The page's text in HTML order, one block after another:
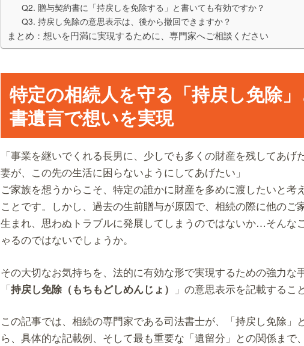
Q2. 贈与契約書に「持戻しを免除する」と書いても有効ですか？
Q3. 持戻し免除の意思表示は、後から撤回できますか？
まとめ：想いを円満に実現するために、専門家へご相談ください
特定の相続人を守る「持戻し免除
書遺言で想いを実現
「事業を継いでくれる長男に、少しでも多くの財産を残してあげ
妻が、この先の生活に困らないようにしてあげたい」
ご家族を想うからこそ、特定の誰かに財産を多めに渡したいと考
ことです。しかし、過去の生前贈与が原因で、相続の際に他のご
生まれ、思わぬトラブルに発展してしまうのではないか…そんな
ゃるのではないでしょうか。
その大切なお気持ちを、法的に有効な形で実現するための強力な手
「持戻し免除（もちもどしめんじょ） 」の意思表示を記載するこ
この記事では、相続の専門家である司法書士が、「持戻し免除」
ら、具体的な記載例、そして最も重要な「遺留分」との関係まで